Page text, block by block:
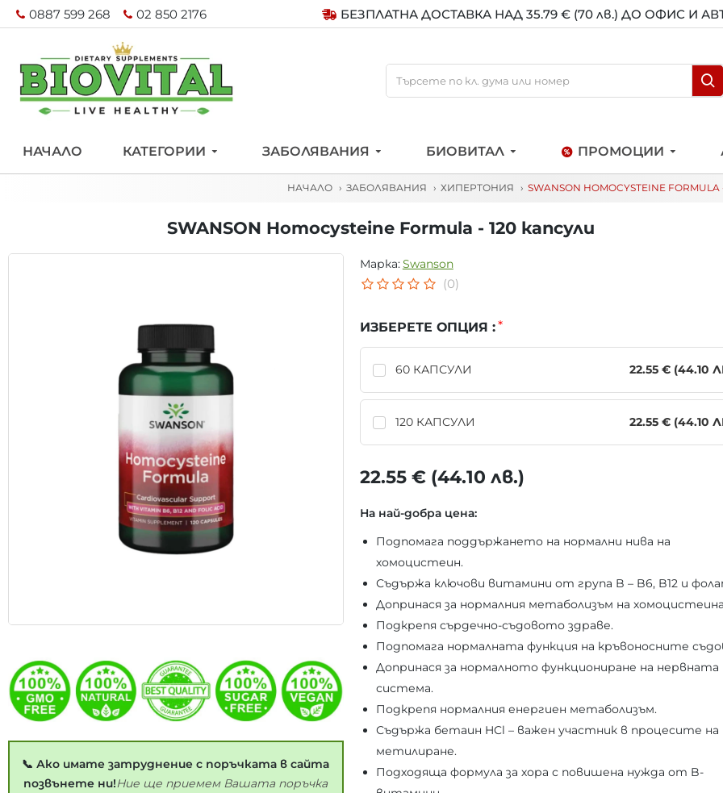
0887 599 268 02 850 2176 БЕЗПЛАТНА ДОСТАВКА НАД 35.79 € (70 лв.) ДО ОФИС И
НАЧАЛО КАТЕГОРИИ ЗАБОЛЯВАНИЯ БИОВИТАЛ ПРОМОЦИИ
НАЧАЛО ЗАБОЛЯВАНИЯ ХИПЕРТОНИЯ SWANSON HOMOCYSTEINE
SWANSON Homocysteine Formula - 120 капсули
📞 Ако имате затруднение с поръчката в сайта
позвънете ни!Ние ще приемем Вашата поръчка
Марка:Swanson
(0)
22.55 € (44.10 лв.)
ИЗБЕРЕТЕ ОПЦИЯ :
60 КАПСУЛИ 22.55 € (44.10
120 КАПСУЛИ 22.55 € (44.10
На най-добра цена:
Подпомага поддържането на нормални нива на
хомоцистеин.
Съдържа ключови витамини от група B – B6, B12 и
Допринася за нормалния метаболизъм на
Подкрепя сърдечно-съдовото здраве.
Подпомага нормалната функция на кръвоносните
Допринася за нормалното функциониране на нервната
система.
Подкрепя нормалния енергиен метаболизъм.
Съдържа бетаин HCl – важен участник в процесите на
метилиране.
Подходяща формула за хора с повишена нужда от B-